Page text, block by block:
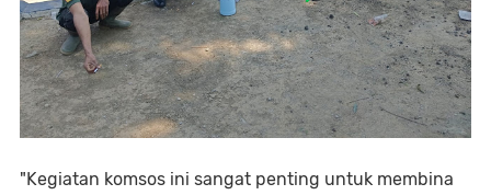
"Kegiatan komsos ini sangat penting untuk membina